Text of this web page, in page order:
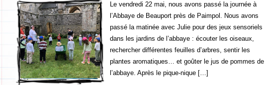
Le vendredi 22 mai, nous avons passé la journée à
l’Abbaye de Beauport près de Paimpol. Nous avons
passé la matinée avec Julie pour des jeux sensoriels
dans les jardins de l’abbaye : écouter les oiseaux,
rechercher différentes feuilles d’arbres, sentir les
plantes aromatiques… et goûter le jus de pommes de
l’abbaye. Après le pique-nique […]